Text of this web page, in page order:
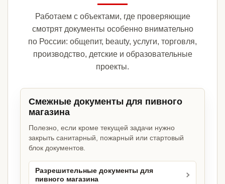
Работаем с объектами, где проверяющие
смотрят документы особенно внимательно
по России: общепит, beauty, услуги, торговля,
производство, детские и образовательные
проекты.
Смежные документы для пивного
магазина
Полезно, если кроме текущей задачи нужно
закрыть санитарный, пожарный или стартовый
блок документов.
Разрешительные документы для
пивного магазина